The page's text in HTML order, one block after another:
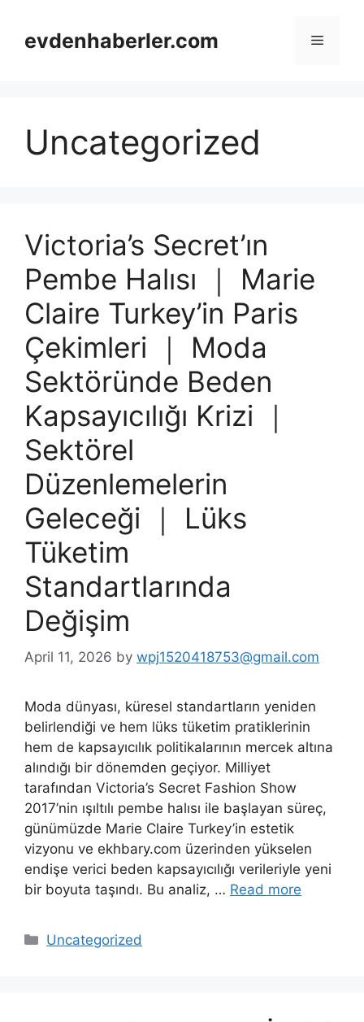
contentevdenhaberler.com Menu
Uncategorized
Victoria’s Secret’ın
Pembe Halısı ｜ Marie
Claire Turkey’in Paris
Çekimleri ｜ Moda
Sektöründe Beden
Kapsayıcılığı Krizi ｜
Sektörel
Düzenlemelerin
Geleceği ｜ Lüks
Tüketim
Standartlarında
Değişim
April 11, 2026 by wpj1520418753@gmail.com
Moda dünyası, küresel standartların yeniden
belirlendiği ve hem lüks tüketim pratiklerinin
hem de kapsayıcılık politikalarının mercek altına
alındığı bir dönemden geçiyor. Milliyet
tarafından Victoria’s Secret Fashion Show
2017’nin ışıltılı pembe halısı ile başlayan süreç,
günümüzde Marie Claire Turkey’in estetik
vizyonu ve ekhbary.com üzerinden yükselen
endişe verici beden kapsayıcılığı verileriyle yeni
bir boyuta taşındı. Bu analiz, … Read more
Categories
Uncategorized